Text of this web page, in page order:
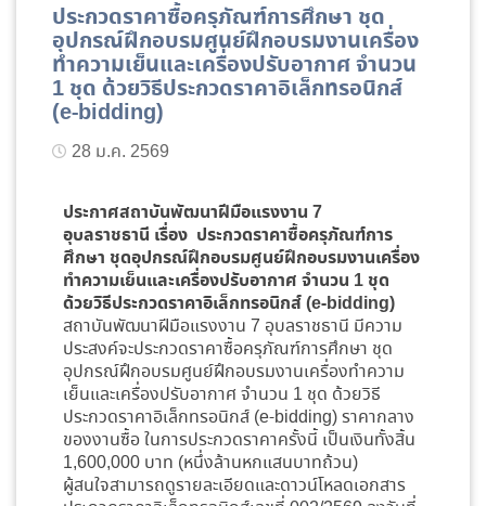
ประกวดราคาซื้อครุภัณฑ์การศึกษา ชุด
อุปกรณ์ฝึกอบรมศูนย์ฝึกอบรมงานเครื่อง
ทำความเย็นและเครื่องปรับอากาศ จำนวน
1 ชุด ด้วยวิธีประกวดราคาอิเล็กทรอนิกส์
(e-bidding)
28 ม.ค. 2569
ประกาศสถาบันพัฒนาฝีมือแรงงาน 7
อุบลราชธานี เรื่อง ประกวดราคาซื้อครุภัณฑ์การ
ศึกษา ชุดอุปกรณ์ฝึกอบรมศูนย์ฝึกอบรมงานเครื่อง
ทำความเย็นและเครื่องปรับอากาศ จำนวน 1 ชุด
ด้วยวิธีประกวดราคาอิเล็กทรอนิกส์ (e-bidding)
สถาบันพัฒนาฝีมือแรงงาน 7 อุบลราชธานี มีความ
ประสงค์จะประกวดราคาซื้อครุภัณฑ์การศึกษา ชุด
อุปกรณ์ฝึกอบรมศูนย์ฝึกอบรมงานเครื่องทำความ
เย็นและเครื่องปรับอากาศ จำนวน 1 ชุด ด้วยวิธี
ประกวดราคาอิเล็กทรอนิกส์ (e-bidding) ราคากลาง
ของงานซื้อ ในการประกวดราคาครั้งนี้ เป็นเงินทั้งสิ้น
1,600,000 บาท (หนึ่งล้านหกแสนบาทถ้วน)
ผู้สนใจสามารถดูรายละเอียดและดาวน์โหลดเอกสาร